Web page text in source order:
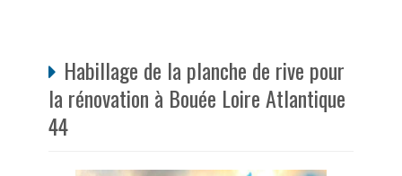
Habillage de la planche de rive pour
la rénovation à Bouée Loire Atlantique
44